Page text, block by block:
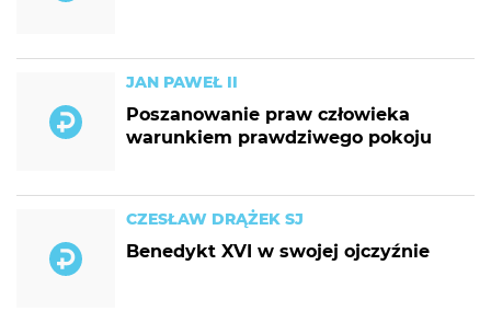
JAN PAWEŁ II
Poszanowanie praw człowieka
warunkiem prawdziwego pokoju
CZESŁAW DRĄŻEK SJ
Benedykt XVI w swojej ojczyźnie